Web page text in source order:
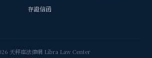
存證信函
天秤座法律網 Libra Law Center